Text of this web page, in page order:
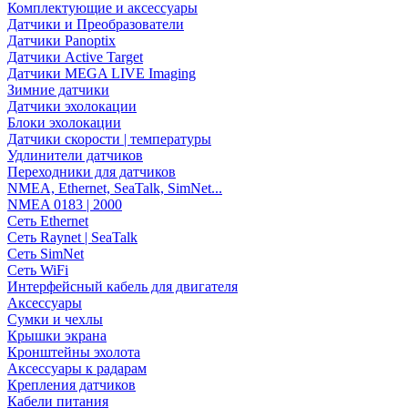
Комплектующие и аксессуары
Датчики и Преобразователи
Датчики Panoptix
Датчики Active Target
Датчики MEGA LIVE Imaging
Зимние датчики
Датчики эхолокации
Блоки эхолокации
Датчики скорости | температуры
Удлинители датчиков
Переходники для датчиков
NMEA, Ethernet, SeaTalk, SimNet...
NMEA 0183 | 2000
Сеть Ethernet
Сеть Raynet | SeaTalk
Сеть SimNet
Сеть WiFi
Интерфейсный кабель для двигателя
Аксессуары
Сумки и чехлы
Крышки экрана
Кронштейны эхолота
Аксессуары к радарам
Крепления датчиков
Кабели питания